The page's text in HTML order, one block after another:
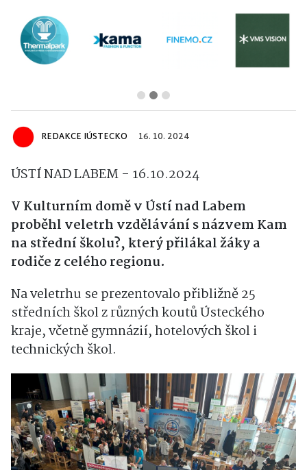
REDAKCE IÚSTECKO 16. 10. 2024
ÚSTÍ NAD LABEM - 16.10.2024
V Kulturním domě v Ústí nad Labem
proběhl veletrh vzdělávání s názvem Kam
na střední školu?, který přilákal žáky a
rodiče z celého regionu.
Na veletrhu se prezentovalo přibližně 25
středních škol z různých koutů Ústeckého
kraje, včetně gymnázií, hotelových škol i
technických škol.